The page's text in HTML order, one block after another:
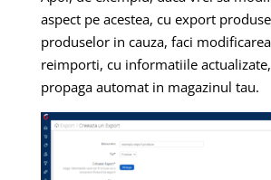
aspect pe acestea, cu export
produselor in cauza, faci
reimporti, cu informatiile
propaga automat in magazinul tau.